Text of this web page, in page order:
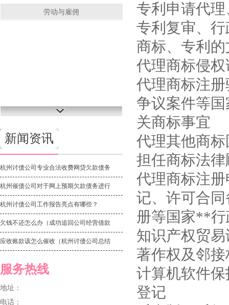
劳动与雇佣
新闻资讯
杭州讨债公司专业合法收费网贷欠款债务
杭州催债公司对于网上预期欠款债务进行
杭州讨债公司工作报告亮点有哪些？
欠钱不还怎么办（成功追回公司经营借款
应收账款该怎么催收（杭州讨债公司总结
服务热线
地址：
电话：
专利申请代
专利复审、
商标、专利
代理商标侵
代理商标注
争议案件等
关商标事宜
代理其他商
担任商标法
代理商标注
记、许可合
册等国家**行
知识产权贸
著作权及邻
计算机软件
登记